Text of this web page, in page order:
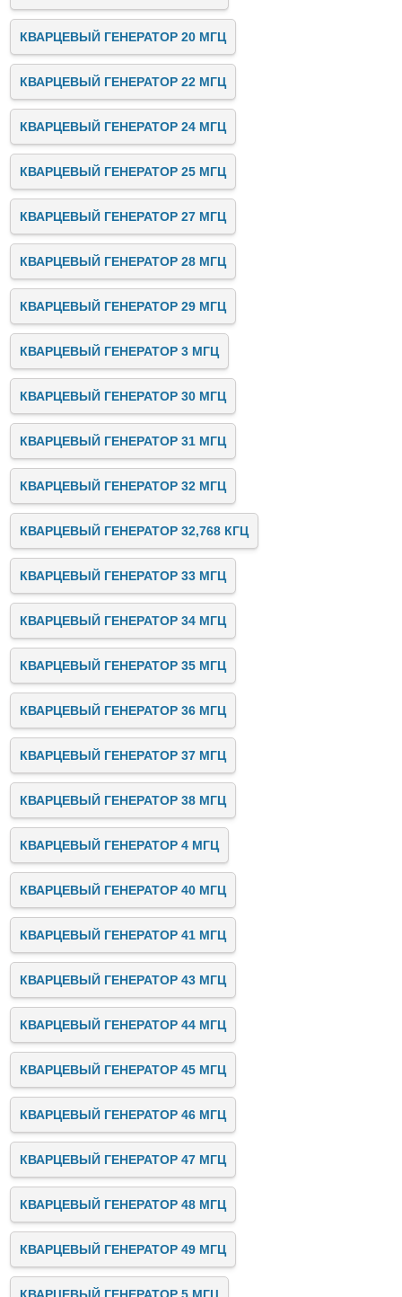
КВАРЦЕВЫЙ ГЕНЕРАТОР 20 МГЦ
КВАРЦЕВЫЙ ГЕНЕРАТОР 22 МГЦ
КВАРЦЕВЫЙ ГЕНЕРАТОР 24 МГЦ
КВАРЦЕВЫЙ ГЕНЕРАТОР 25 МГЦ
КВАРЦЕВЫЙ ГЕНЕРАТОР 27 МГЦ
КВАРЦЕВЫЙ ГЕНЕРАТОР 28 МГЦ
КВАРЦЕВЫЙ ГЕНЕРАТОР 29 МГЦ
КВАРЦЕВЫЙ ГЕНЕРАТОР 3 МГЦ
КВАРЦЕВЫЙ ГЕНЕРАТОР 30 МГЦ
КВАРЦЕВЫЙ ГЕНЕРАТОР 31 МГЦ
КВАРЦЕВЫЙ ГЕНЕРАТОР 32 МГЦ
КВАРЦЕВЫЙ ГЕНЕРАТОР 32,768 КГЦ
КВАРЦЕВЫЙ ГЕНЕРАТОР 33 МГЦ
КВАРЦЕВЫЙ ГЕНЕРАТОР 34 МГЦ
КВАРЦЕВЫЙ ГЕНЕРАТОР 35 МГЦ
КВАРЦЕВЫЙ ГЕНЕРАТОР 36 МГЦ
КВАРЦЕВЫЙ ГЕНЕРАТОР 37 МГЦ
КВАРЦЕВЫЙ ГЕНЕРАТОР 38 МГЦ
КВАРЦЕВЫЙ ГЕНЕРАТОР 4 МГЦ
КВАРЦЕВЫЙ ГЕНЕРАТОР 40 МГЦ
КВАРЦЕВЫЙ ГЕНЕРАТОР 41 МГЦ
КВАРЦЕВЫЙ ГЕНЕРАТОР 43 МГЦ
КВАРЦЕВЫЙ ГЕНЕРАТОР 44 МГЦ
КВАРЦЕВЫЙ ГЕНЕРАТОР 45 МГЦ
КВАРЦЕВЫЙ ГЕНЕРАТОР 46 МГЦ
КВАРЦЕВЫЙ ГЕНЕРАТОР 47 МГЦ
КВАРЦЕВЫЙ ГЕНЕРАТОР 48 МГЦ
КВАРЦЕВЫЙ ГЕНЕРАТОР 49 МГЦ